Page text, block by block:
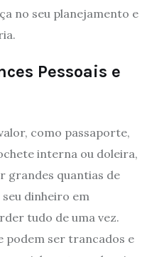
no seu planejamento e
Pessoais e
como passaporte,
interna ou doleira,
grandes quantias de
dinheiro em
tudo de uma vez.
podem ser trancados e